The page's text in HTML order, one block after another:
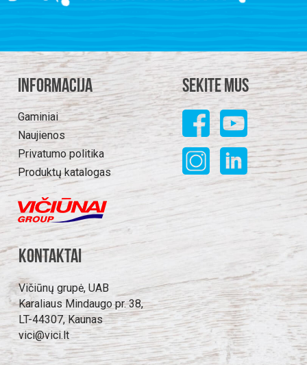
Informacija
Gaminiai
Naujienos
Privatumo politika
Produktų katalogas
Sekite mus
Kontaktai
Vičiūnų grupė, UAB
Karaliaus Mindaugo pr. 38,
LT-44307, Kaunas
vici@vici.lt